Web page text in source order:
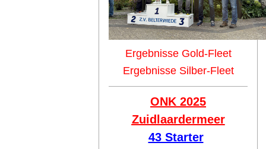
Ergebnisse Gold-Fleet
Ergebnisse Silber-Fleet
ONK 2025
Zuidlaardermeer
43 Starter